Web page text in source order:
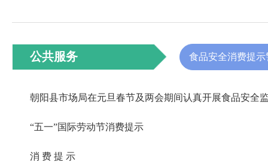
公共服务 食品安全消费提示
朝阳县市场局在元旦春节及两会期间认真开展食品安全
“五一”国际劳动节消费提示
消 费 提 示